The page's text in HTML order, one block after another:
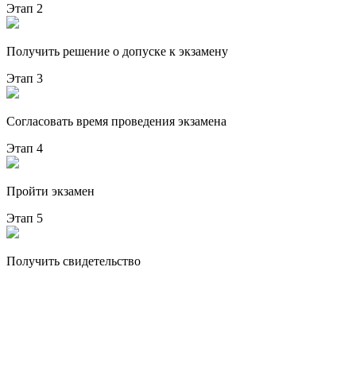
Этап 2
Получить решение о допуске к экзамену
Этап 3
Согласовать время проведения экзамена
Этап 4
Пройти экзамен
Этап 5
Получить свидетельство